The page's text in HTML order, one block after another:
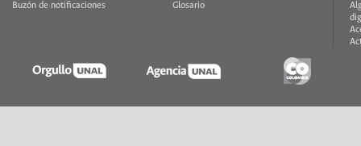
Buzón de notificaciones
Glosario